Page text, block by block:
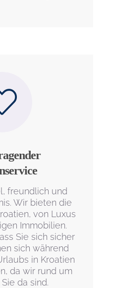
freundlich und
Wir bieten die
von Luxus
Immobilien.
Sie sich sicher
sich während
in Kroatien
da wir rund um
da sind.